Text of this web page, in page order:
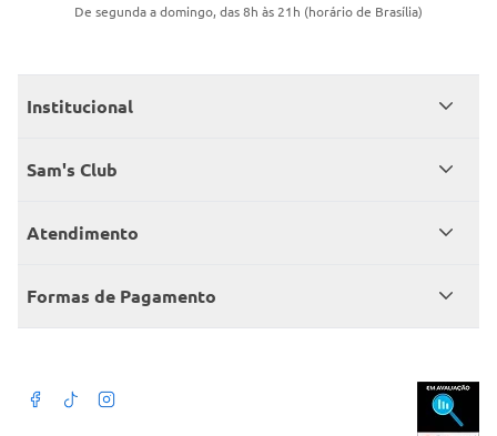
De segunda a domingo, das 8h às 21h (horário de Brasília)
Institucional
Quem somos
Encontre um Clube
Sam's Club
Seja sócio
Member’s Mark
Atendimento
Fale conosco
Atendimento em libras
Formas de Pagamento